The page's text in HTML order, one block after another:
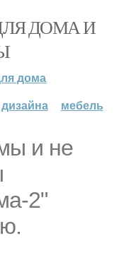
ДОМА И
дома
мебель
и не
2"